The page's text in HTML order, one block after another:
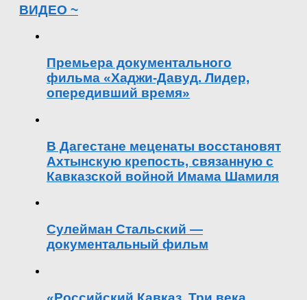
ВИДЕО ~
Премьера документального
фильма «Хаджи-Давуд. Лидер,
опередивший время»
В Дагестане меценаты восстановят
Ахтынскую крепость, связанную с
Кавказской войной Имама Шамиля
Сулейман Стальский —
документальный фильм